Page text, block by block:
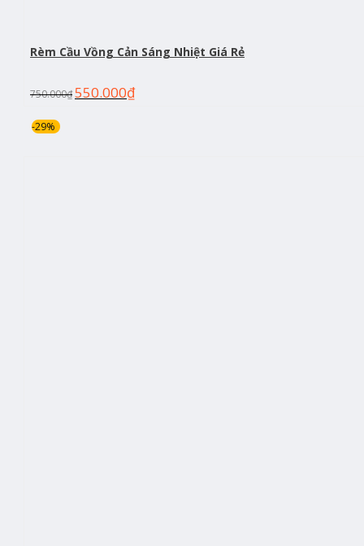
Rèm Cầu Vồng Cản Sáng Nhiệt Giá Rẻ
750.000₫550.000₫
-29%